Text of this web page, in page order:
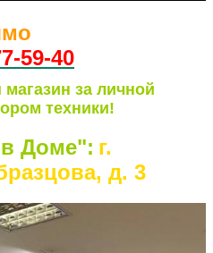
7-59-40
за личной
техники!
Доме": г.
д. 3